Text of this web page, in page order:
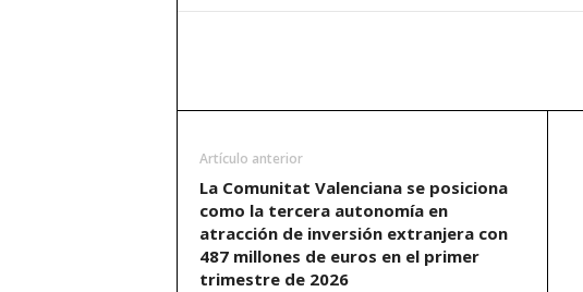
Artículo anterior
La Comunitat Valenciana se posiciona
como la tercera autonomía en
atracción de inversión extranjera con
487 millones de euros en el primer
trimestre de 2026